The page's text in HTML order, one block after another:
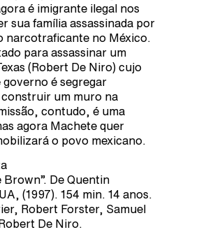
é imigrante ilegal nos
sua família assassinada por
narcotraficante no México.
para assassinar um
(Robert De Niro) cujo
governo é segregar
construir um muro na
contudo, é uma
agora Machete quer
o povo mexicano.
Brown”. De Quentin
(1997). 154 min. 14 anos.
Robert Forster, Samuel
De Niro.